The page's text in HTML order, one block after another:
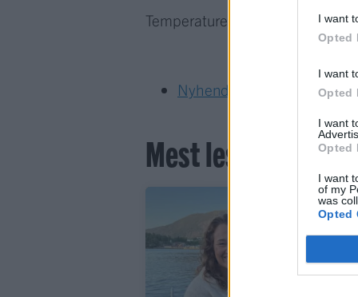
I want
Opted
I want
Opted
I want
Opted
I want
of my
was
Opted
Temperaturen??? Mellom 7 og
Nyhende
Mest lest siste syv